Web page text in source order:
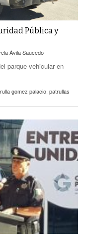
Pública y
Ávila Saucedo
parque vehicular en
gomez palacio patrullas